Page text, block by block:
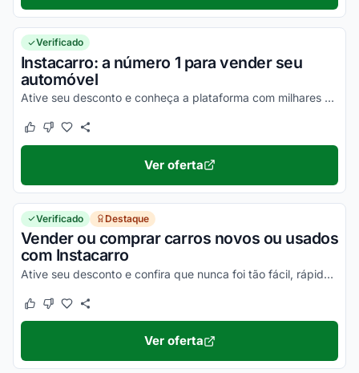
Verificado
Instacarro: a número 1 para vender seu
automóvel
Ative seu desconto e conheça a plataforma com milhares de concessionárias que disputam seu carro.
Este cupom funcionou
Este cupom não funcionou
Ver oferta
Verificado Destaque
Vender ou comprar carros novos ou usados
com Instacarro
Ative seu desconto e confira que nunca foi tão fácil, rápido e seguro vender ou comprar um automóvel.
Este cupom funcionou
Este cupom não funcionou
Ver oferta